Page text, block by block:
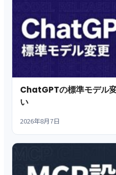
ChatGPTの標準モデル
い
2026年8月7日